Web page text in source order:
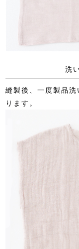
洗
縫製後、一度製品
ります。